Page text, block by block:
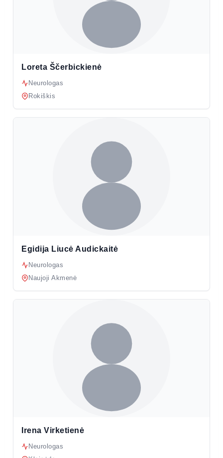
Loreta Ščerbickienė
Neurologas
Rokiškis
Egidija Liucė Audickaitė
Neurologas
Naujoji Akmenė
Irena Virketienė
Neurologas